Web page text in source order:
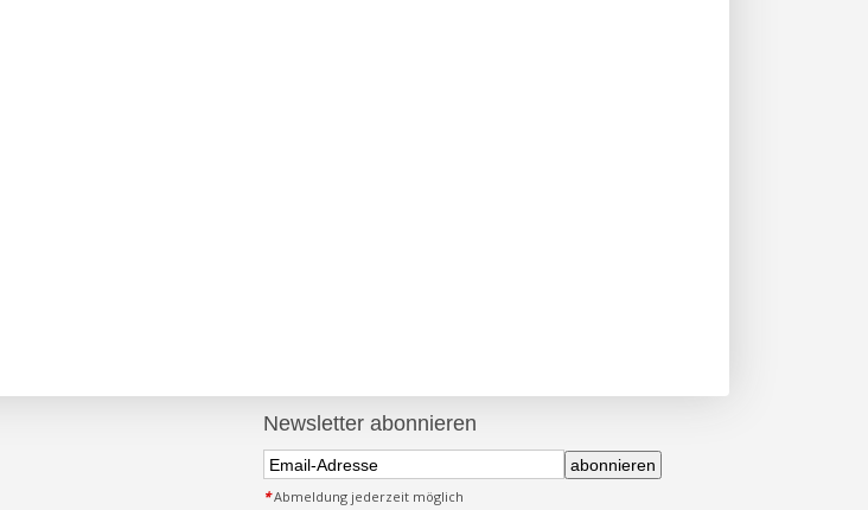
Newsletter abonnieren
abonnieren
*Abmeldung jederzeit möglich